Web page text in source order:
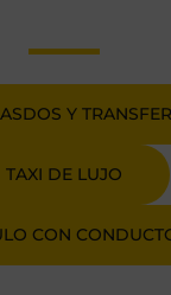
Y
TAXI DE LUJO
CON